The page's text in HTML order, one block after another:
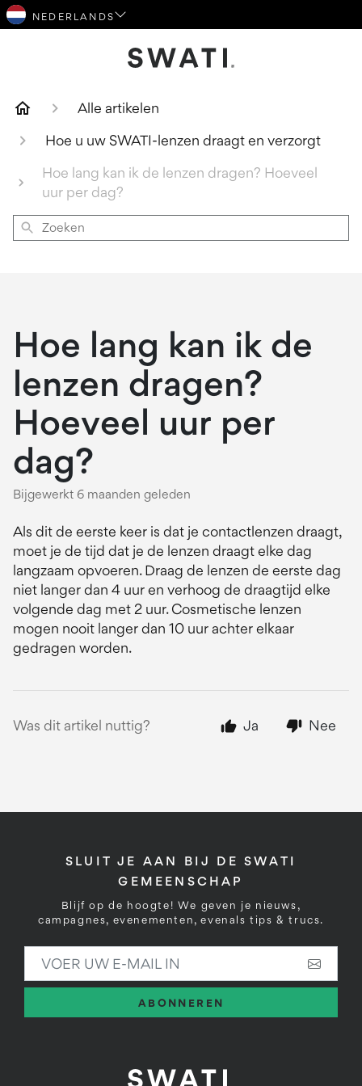
Alle artikelen
Hoe u uw SWATI-lenzen draagt en verzorgt
Hoe lang kan ik de lenzen dragen? Hoeveel
uur per dag?
Zoeken
Hoe lang kan ik de
lenzen dragen?
Hoeveel uur per
dag?
Bijgewerkt 6 maanden geleden
Als dit de eerste keer is dat je contactlenzen draagt,
moet je de tijd dat je de lenzen draagt elke dag
langzaam opvoeren. Draag de lenzen de eerste dag
niet langer dan 4 uur en verhoog de draagtijd elke
volgende dag met 2 uur. Cosmetische lenzen
mogen nooit langer dan 10 uur achter elkaar
gedragen worden.
Was dit artikel nuttig? Ja Nee
SLUIT JE AAN BIJ DE SWATI
GEMEENSCHAP
Blijf op de hoogte! We geven je nieuws,
campagnes, evenementen, evenals tips & trucs.
ABONNEREN